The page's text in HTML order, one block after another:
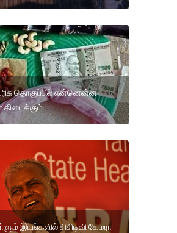
தொகுப்பில் என்னென்ன
இடங்களில் சிசிடிவி கேமரா